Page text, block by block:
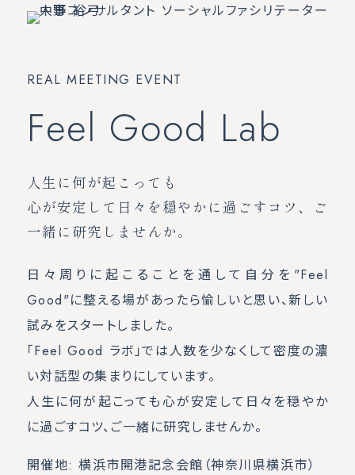
REAL MEETING EVENT
Feel Good Lab
人生に何が起こっても
心が安定して日々を穏やかに過ごすコツ、
ご
一緒に研究しませんか。
日々周りに起こることを通して自分を"Feel
Good"に整える場があったら愉しいと思い、新しい
試みをスタートしました。
「Feel Good ラボ」では人数を少なくして密度の濃
い対話型の集まりにしています。
人生に何が起こっても心が安定して日々を穏やか
に過ごすコツ、ご一緒に研究しませんか。
開催地: 横浜市開港記念会館（神奈川県横浜市）